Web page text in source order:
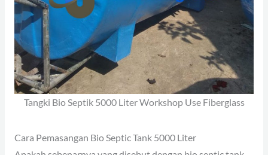
Tangki Bio Septik 5000 Liter Workshop Use Fiberglass
Cara Pemasangan Bio Septic Tank 5000 Liter